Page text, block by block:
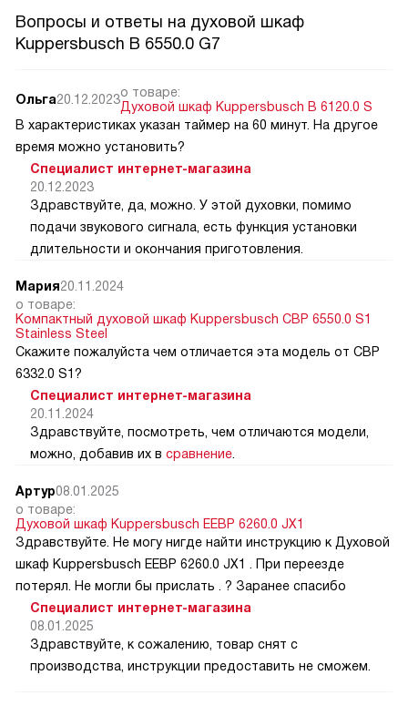
Вопросы и ответы на духовой шкаф
Kuppersbusch B 6550.0 G7
Ольга20.12.2023о товаре:
Духовой шкаф Kuppersbusch B 6120.0 S
В характеристиках указан таймер на 60 минут. На другое
время можно установить?
Специалист интернет-магазина
20.12.2023
Здравствуйте, да, можно. У этой духовки, помимо
подачи звукового сигнала, есть функция установки
длительности и окончания приготовления.
Мария20.11.2024
о товаре:
Компактный духовой шкаф Kuppersbusch CBP 6550.0 S1
Stainless Steel
Скажите пожалуйста чем отличается эта модель от CВP
6332.0 S1?
Специалист интернет-магазина
20.11.2024
Здравствуйте, посмотреть, чем отличаются модели,
можно, добавив их в сравнение.
Артур08.01.2025
о товаре:
Духовой шкаф Kuppersbusch EEBP 6260.0 JX1
Здравствуйте. Не могу нигде найти инструкцию к Духовой
шкаф Kuppersbusch EEBP 6260.0 JX1 . При переезде
потерял. Не могли бы прислать . ? Заранее спасибо
Специалист интернет-магазина
08.01.2025
Здравствуйте, к сожалению, товар снят с
производства, инструкции предоставить не сможем.